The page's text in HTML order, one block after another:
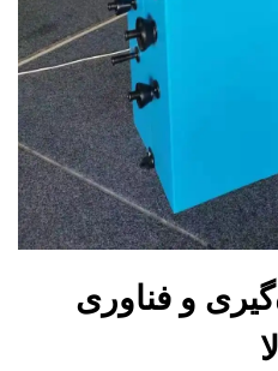
و فناوری